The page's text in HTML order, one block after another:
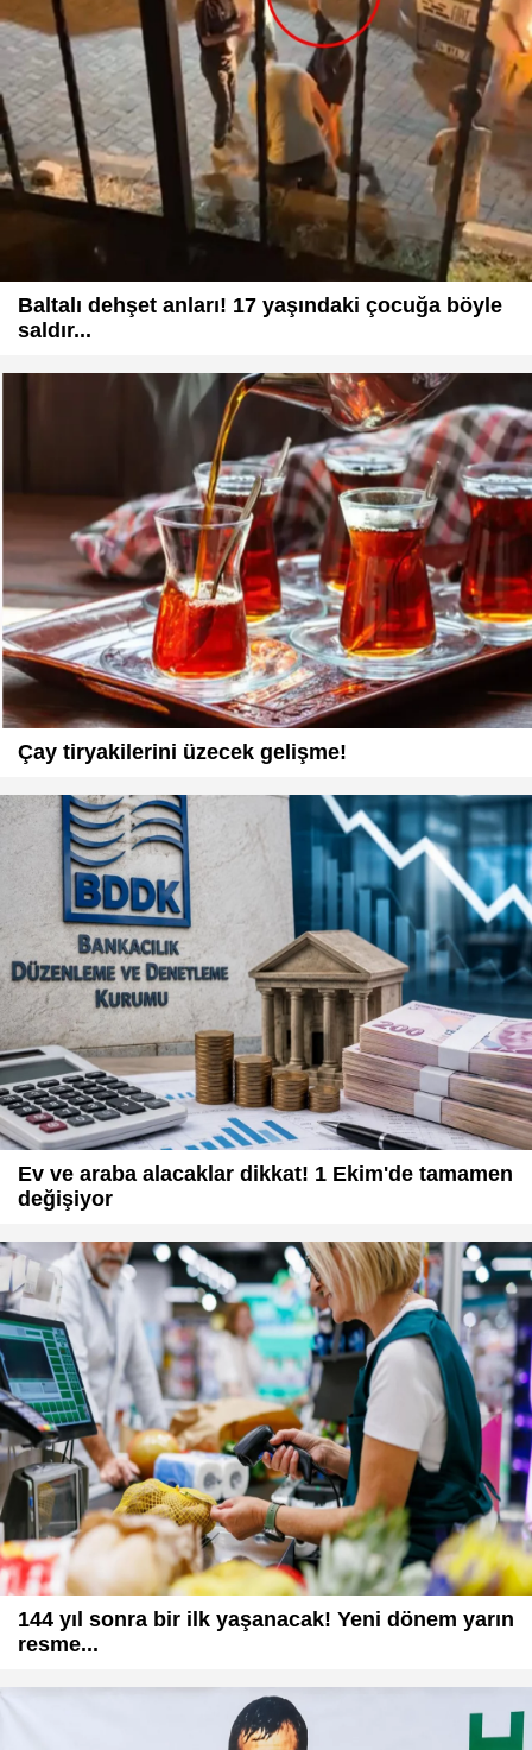
Baltalı dehşet anları! 17 yaşındaki çocuğa böyle
saldır...
Çay tiryakilerini üzecek gelişme!
Ev ve araba alacaklar dikkat! 1 Ekim'de tamamen
değişiyor
144 yıl sonra bir ilk yaşanacak! Yeni dönem yarın
resme...